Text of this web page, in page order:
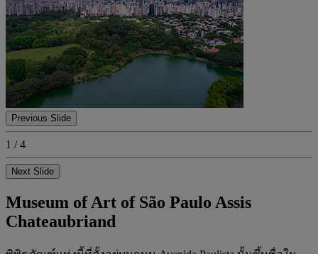
Previous Slide
1 / 4
Next Slide
Museum of Art of São Paulo Assis
Chateaubriand